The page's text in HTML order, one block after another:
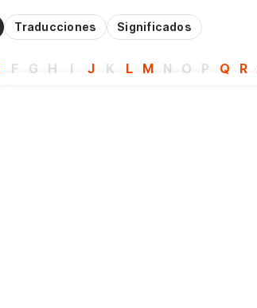
Traducciones Significados
F G H I J K L M N O P Q R